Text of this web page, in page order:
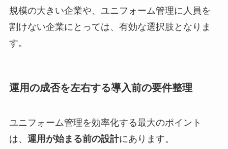
規模の大きい企業や、ユニフォーム管理に人員を
割けない企業にとっては、有効な選択肢となりま
す。
運用の成否を左右する導入前の要件整理
ユニフォーム管理を効率化する最大のポイント
は、 運用が始まる前の設計にあります。